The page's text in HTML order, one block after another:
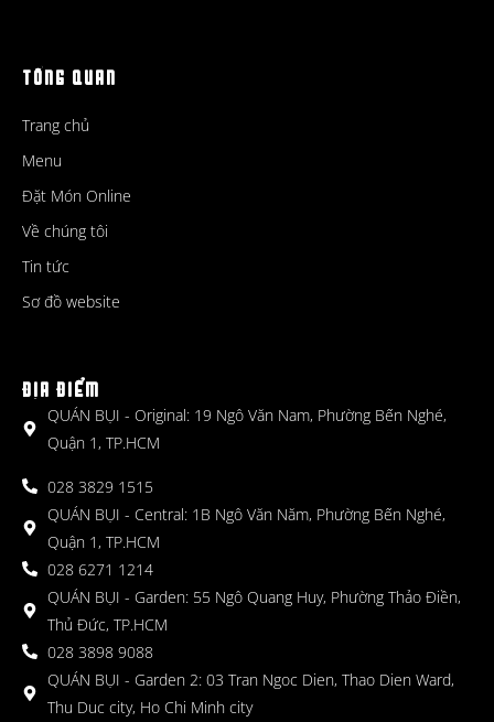
TỔNG QUAN
Trang chủ
Menu
Đặt Món Online
Về chúng tôi
Tin tức
Sơ đồ website
ĐỊA ĐIỂM
QUÁN BỤI - Original: 19 Ngô Văn Nam, Phường Bến Nghé,
Quận 1, TP.HCM
028 3829 1515
QUÁN BỤI - Central: 1B Ngô Văn Năm, Phường Bến Nghé,
Quận 1, TP.HCM
028 6271 1214
QUÁN BỤI - Garden: 55 Ngô Quang Huy, Phường Thảo Điền,
Thủ Đức, TP.HCM
028 3898 9088
QUÁN BỤI - Garden 2: 03 Tran Ngoc Dien, Thao Dien Ward,
Thu Duc city, Ho Chi Minh city